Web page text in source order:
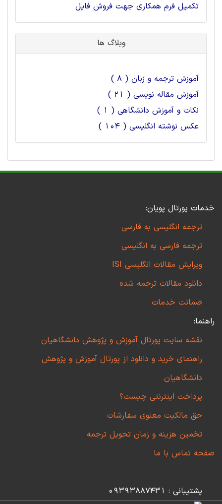
تکمیل فرم همکاری جهت فروش فایل
وبلاگ ها
آموزش ترجمه و زبان ( 8 )
آموزش مقاله نویسی ( 21 )
نکات و آموزش دانشگاهی ( 1 )
عکس نوشته انگلیسی ( 104 )
خدمات پورتال پویان:
ترجمه انگلیسی به فارسی
ترجمه فارسی به انگلیسی
ویرایش مقالات انگلیسی ISI
دانلود مقالات ترجمه شده
ضمانت خدمات
راهنما:
نقشه سایت پورتال آموزش و پژوهش دانشگاهیان
راهنمای خرید و دانلود از پورتال آموزش و پژوهش
دانشگاهیان
پرداخت اینترنتی چیست؟
حق مالکیت معنوی سفارشات
تخمین هزینه و زمان تحویل ترجمه
صفحه تماس با ما
پشتیبانی : 09393887431